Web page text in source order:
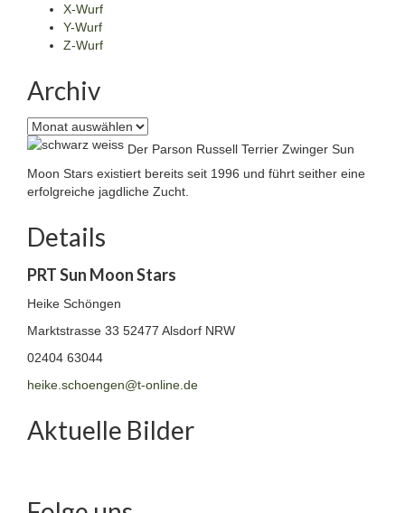
X-Wurf
Y-Wurf
Z-Wurf
Archiv
Archiv
Der Parson Russell Terrier Zwinger Sun
Moon Stars existiert bereits seit 1996 und führt seither eine
erfolgreiche jagdliche Zucht.
Details
PRT Sun Moon Stars
Heike Schöngen
Marktstrasse 33 52477 Alsdorf NRW
02404 63044
heike.schoengen@t-online.de
Aktuelle Bilder